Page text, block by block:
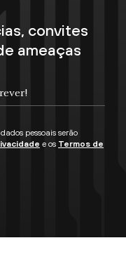
convites
ameaças
pessoais serão
e os Termos de